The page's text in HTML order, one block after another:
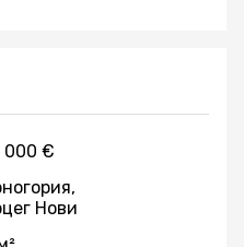
000 €
Нови